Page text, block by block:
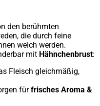
den berühmten
die durch feine
weich werden.
mit Hähnchenbrust:
Fleisch gleichmäßig,
fürfrisches Aroma &